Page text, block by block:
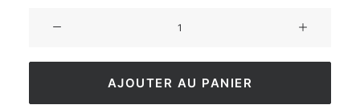
AJOUTER AU PANIER